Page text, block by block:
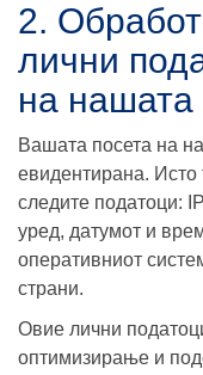
2.
лични
на нашата
Вашата посета на
евидентирана. Исто
следите податоци:
уред, датумот и
оперативниот
страни.
Овие лични
оптимизирање и